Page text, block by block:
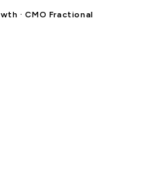
· CMO Fractional